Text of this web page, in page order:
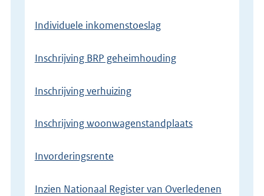
Individuele inkomenstoeslag
Inschrijving BRP geheimhouding
Inschrijving verhuizing
Inschrijving woonwagenstandplaats
Invorderingsrente
Inzien Nationaal Register van Overledenen